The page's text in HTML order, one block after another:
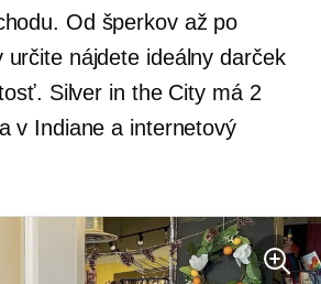
Od šperkov až po
určite nájdete ideálny darček
Silver in the City má 2
v Indiane a internetový